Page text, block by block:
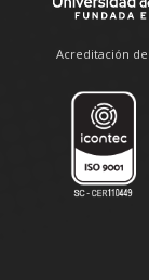
Acreditación de